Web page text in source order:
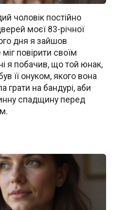
чоловік постійно
моєї 83-річної
дня я зайшов
повірити своїм
я побачив, що той юнак,
її онуком, якого вона
грати на бандурі, аби
спадщину перед